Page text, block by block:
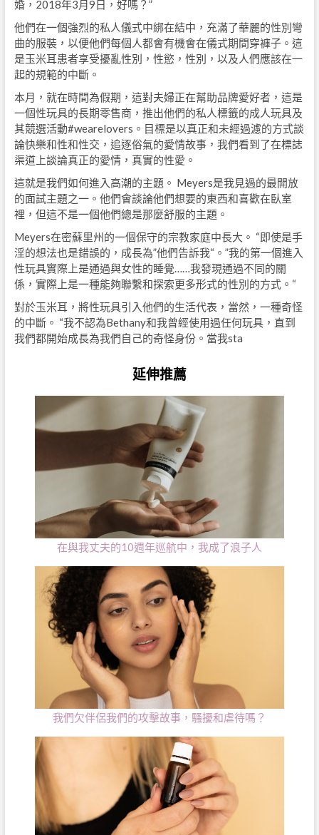
婚，2018年3月9日，好嗎？”
他們在一個強烈的私人儀式中綁在結中，充滿了華麗的性別彎
曲的服裝，以便他們每個人都會有機會在儀式期間穿褲子。這
是玉米耳患者享受擾亂性別，性慾，性別，以及人們應該在一
起的規範的中斷。
本月，就在時間為假期，這對夫婦正在幫助品牌愛好者，這是
一個性玩具的長期零售商，推出他們的私人標籤的成人玩具及
其競選活動#wearelovers。目標是以真正和未經過濾的方式談
論快樂和性和性交，追逐俗氣的愛情故事，我們看到了在標誌
渠道上談論真正的愛情，真實的性愛。
這就是我們如何進入高潮的主題。 Meyers是我見過的最開放
的面試主題之一。他們會談論他們想要的東西和喜歡在臥室
裡，但這不是一個他們總是那麼舒服的主題。
Meyers在密蘇里州的一個保守的宗教家庭中長大。 “即使是手
淫的想法也是錯誤的，成長為”他們告訴我“。”我的第一個進入
性玩具實際上是通過與女性的睡覺……我發現通過不同的關
係，實際上是一種能夠聯繫和探索更多形式的性別的方式。“
對於玉米耳，將性玩具引入他們的生活代表，當然，一種奇怪
的中斷。 “我不認為Bethany和我曾經使用過任何玩具，直到
我們都開始成長為我們自己的奇怪身份。當我sta
延伸推薦
在與我丈夫的10週年巡航中，我成了浪子人
我們欠伴侶我們的攻擊故事，騷擾和虐待嗎？